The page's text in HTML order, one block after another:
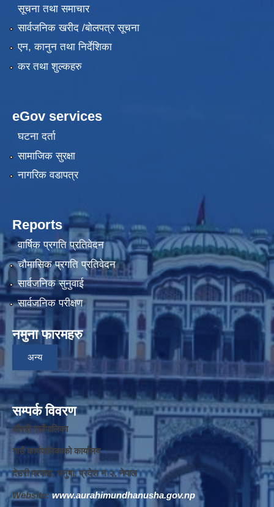
सूचना तथा समाचार
सार्वजनिक खरीद /बोलपत्र सूचना
एन, कानुन तथा निर्देशिका
कर तथा शुल्कहरु
eGov services
घटना दर्ता
सामाजिक सुरक्षा
नागरिक वडापत्र
Reports
वार्षिक प्रगति प्रतिवेदन
चौमासिक प्रगति प्रतिवेदन
सार्वजनिक सुनुवाई
सार्वजनिक परीक्षण
नमुना फारमहरु
अन्य
सम्पर्क विवरण
औरही गाउँपालिका
गाउँ कार्यपालिकाको कार्यालय
देउरी परवाहा, धनुषा, प्रदेश न‌‍ २, नेपाल
Website:www.aurahimundhanusha.gov.np